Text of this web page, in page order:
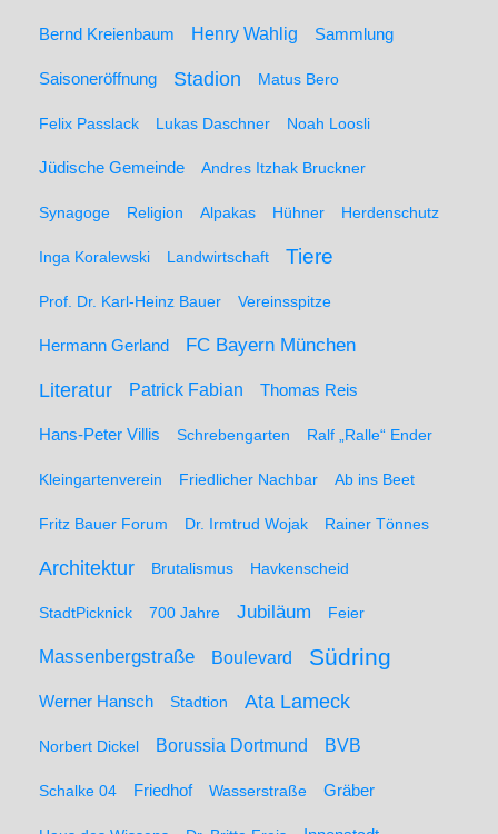
Bernd Kreienbaum Henry Wahlig Sammlung
Saisoneröffnung Stadion Matus Bero
Felix Passlack Lukas Daschner Noah Loosli
Jüdische Gemeinde Andres Itzhak Bruckner
Synagoge Religion Alpakas Hühner Herdenschutz
Inga Koralewski Landwirtschaft Tiere
Prof. Dr. Karl-Heinz Bauer Vereinsspitze
Hermann Gerland FC Bayern München
Literatur Patrick Fabian Thomas Reis
Hans-Peter Villis Schrebengarten Ralf „Ralle“ Ender
Kleingartenverein Friedlicher Nachbar Ab ins Beet
Fritz Bauer Forum Dr. Irmtrud Wojak Rainer Tönnes
Architektur Brutalismus Havkenscheid
StadtPicknick 700 Jahre Jubiläum Feier
Massenbergstraße Boulevard Südring
Werner Hansch Stadtion Ata Lameck
Norbert Dickel Borussia Dortmund BVB
Schalke 04 Friedhof Wasserstraße Gräber